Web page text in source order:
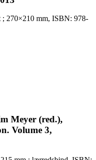
; 270×210 mm, ISBN: 978-
Meyer (red.),
Volume 3,